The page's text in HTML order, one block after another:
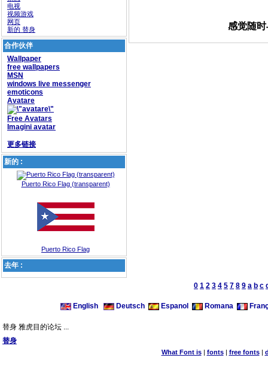
电视
视频游戏
网页
新的 替身
合作伙伴
Wallpaper
free wallpapers
MSN
windows live messenger
emoticons
Avatare
Free Avatars
Imagini avatar
更多链接
新的 :
Puerto Rico Flag (transparent)
Puerto Rico Flag
去年 :
感觉随
0 1 2 3 4 5 7 8 9 a b c
English Deutsch Espanol Romana
替身 雅虎目的论坛 ...
替身
What Font is| fonts| free fonts|